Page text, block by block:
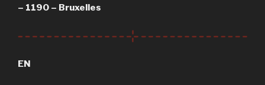
– 1190 – Bruxelles
EN